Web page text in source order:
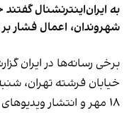
به ایران‌اینترنشنال
شهروندان، اعمال فشار
برخی رسانه‌ها در ایران
۱۸ مهر و انتشار